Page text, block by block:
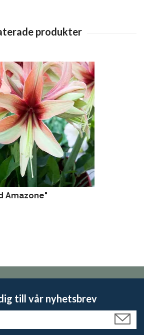
Amazone"
till vår nyhetsbrev